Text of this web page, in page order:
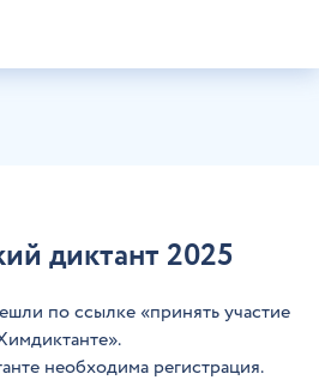
диктант 2025
по ссылке «принять участие
необходима регистрация.